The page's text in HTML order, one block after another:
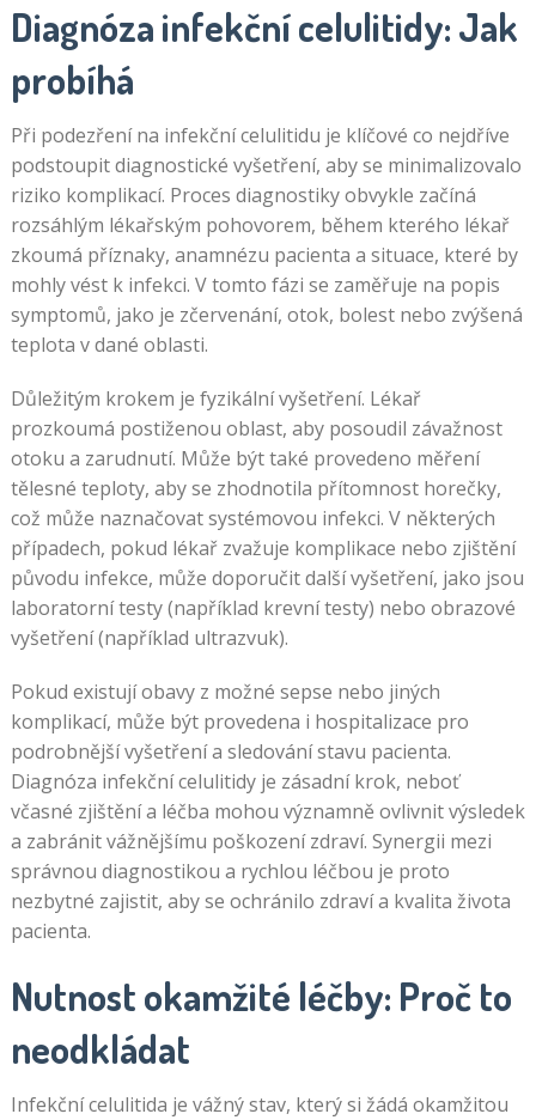
Diagnóza infekční celulitidy: Jak
probíhá
Při podezření na infekční celulitidu je klíčové co nejdříve
podstoupit diagnostické vyšetření, aby se minimalizovalo
riziko komplikací. Proces diagnostiky obvykle začíná
rozsáhlým lékařským pohovorem, během kterého lékař
zkoumá příznaky, anamnézu pacienta a situace, které by
mohly vést k infekci. V tomto fázi se zaměřuje na popis
symptomů, jako je zčervenání, otok, bolest nebo zvýšená
teplota v dané oblasti.
Důležitým krokem je fyzikální vyšetření. Lékař
prozkoumá postiženou oblast, aby posoudil závažnost
otoku a zarudnutí. Může být také provedeno měření
tělesné teploty, aby se zhodnotila přítomnost horečky,
což může naznačovat systémovou infekci. V některých
případech, pokud lékař zvažuje komplikace nebo zjištění
původu infekce, může doporučit další vyšetření, jako jsou
laboratorní testy (například krevní testy) nebo obrazové
vyšetření (například ultrazvuk).
Pokud existují obavy z možné sepse nebo jiných
komplikací, může být provedena i hospitalizace pro
podrobnější vyšetření a sledování stavu pacienta.
Diagnóza infekční celulitidy je zásadní krok, neboť
včasné zjištění a léčba mohou významně ovlivnit výsledek
a zabránit vážnějšímu poškození zdraví. Synergii mezi
správnou diagnostikou a rychlou léčbou je proto
nezbytné zajistit, aby se ochránilo zdraví a kvalita života
pacienta.
Nutnost okamžité léčby: Proč to
neodkládat
Infekční celulitida je vážný stav, který si žádá okamžitou